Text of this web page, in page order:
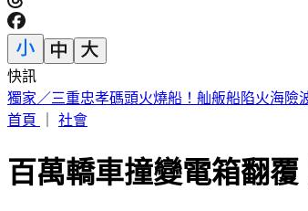
快訊
66歲徐乃麟遭爆「現身三總大腸直腸科」診間
首頁
社會
百萬轎車撞變電箱翻